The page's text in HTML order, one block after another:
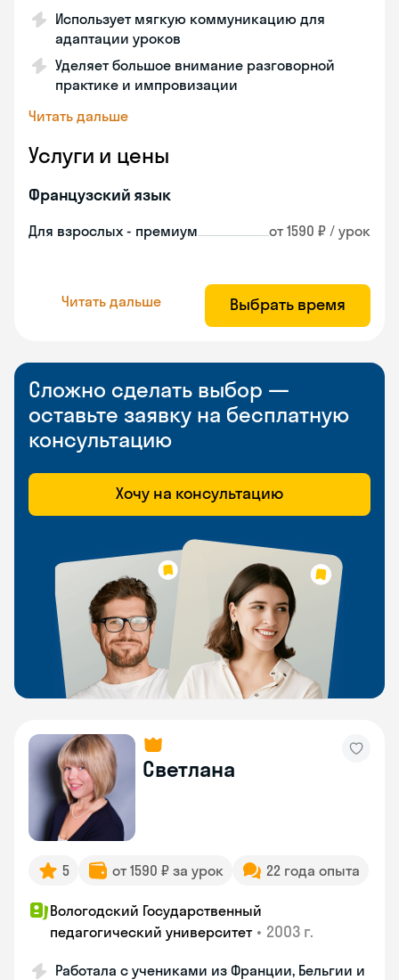
Использует мягкую коммуникацию для
адаптации уроков
Уделяет большое внимание разговорной
практике и импровизации
Читать дальше
Услуги и цены
Французский язык
Для взрослых - премиум от 1590 ₽ / урок
Читать дальше Выбрать время
Сложно сделать выбор —
оставьте заявку на бесплатную
консультацию
Хочу на консультацию
Светлана
5 от 1590 ₽ за урок 22 года опыта
Вологодский Государственный
педагогический университет • 2003 г.
Работала с учениками из Франции, Бельгии и